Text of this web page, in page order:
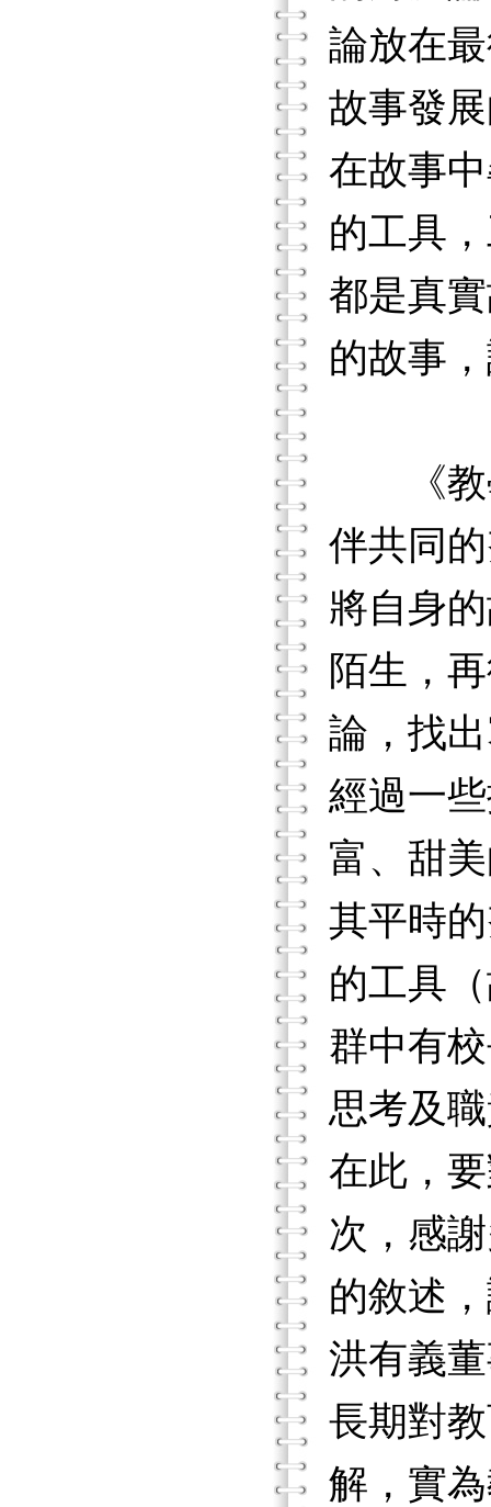
論放在
故事發
在故事
的工具
都是真
的故事
《教學
伴共同
將自身
陌生，
論，找
經過一
富、甜
其平時
的工具
群中有
思考及
在此，
次，感
的敘述
洪有義
長期對
解，實